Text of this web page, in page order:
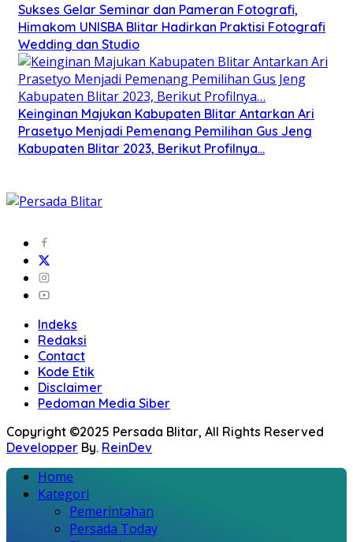
Sukses Gelar Seminar dan Pameran Fotografi,
Himakom UNISBA Blitar Hadirkan Praktisi Fotografi
Wedding dan Studio
Keinginan Majukan Kabupaten Blitar Antarkan Ari
Prasetyo Menjadi Pemenang Pemilihan Gus Jeng
Kabupaten Blitar 2023, Berikut Profilnya…
Indeks
Redaksi
Contact
Kode Etik
Disclaimer
Pedoman Media Siber
Copyright ©2025 Persada Blitar, All Rights Reserved
Developper By. ReinDev
Home
Kategori
Pemerintahan
Persada Today